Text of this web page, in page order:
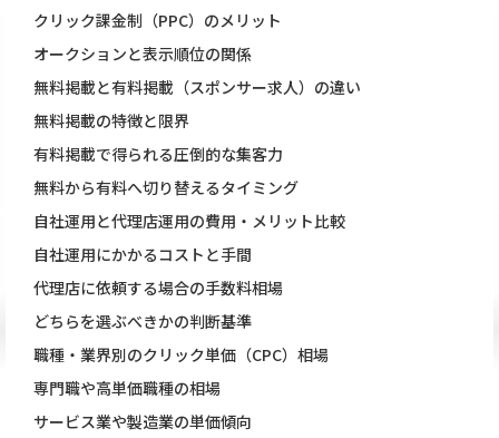
クリック課金制（PPC）のメリット
オークションと表示順位の関係
無料掲載と有料掲載（スポンサー求人）の違い
無料掲載の特徴と限界
有料掲載で得られる圧倒的な集客力
無料から有料へ切り替えるタイミング
自社運用と代理店運用の費用・メリット比較
自社運用にかかるコストと手間
代理店に依頼する場合の手数料相場
どちらを選ぶべきかの判断基準
職種・業界別のクリック単価（CPC）相場
専門職や高単価職種の相場
サービス業や製造業の単価傾向